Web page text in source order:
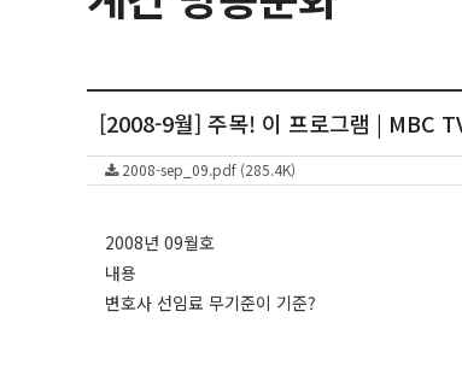
[2008-9월] 주목! 이 프로그램 | MBC
2008-sep_09.pdf (285.4K)
2008년 09월호
내용
변호사 선임료 무기준이 기준?